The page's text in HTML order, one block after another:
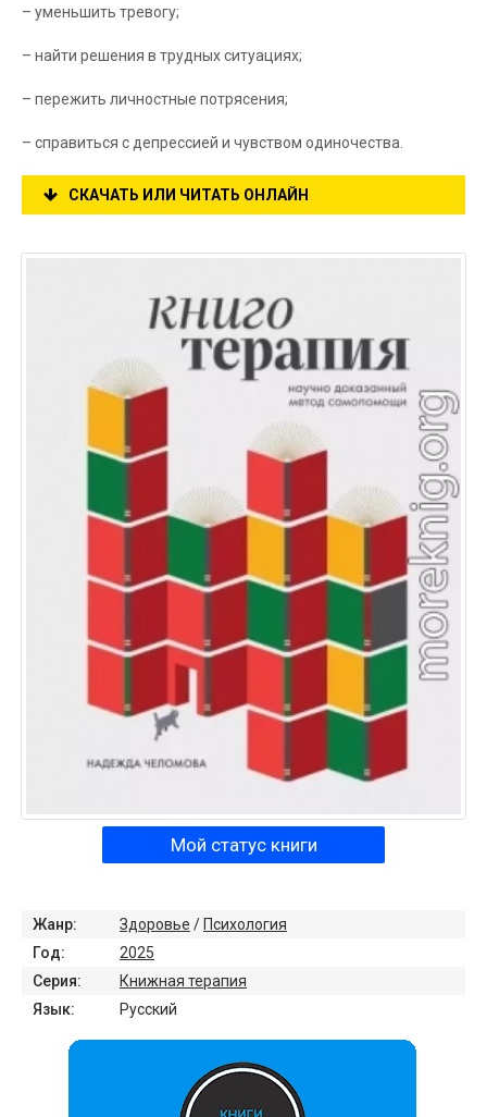
– уменьшить тревогу;
– найти решения в трудных ситуациях;
– пережить личностные потрясения;
– справиться с депрессией и чувством одиночества.
СКАЧАТЬ ИЛИ ЧИТАТЬ ОНЛАЙН
Мой статус книги
Жанр: Здоровье / Психология
Год:
2025
Серия:
Книжная терапия
Язык:
Русский